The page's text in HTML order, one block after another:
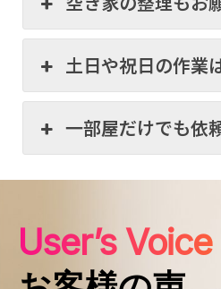
土日や祝日の作業
一部屋だけでも依
User’s Voice